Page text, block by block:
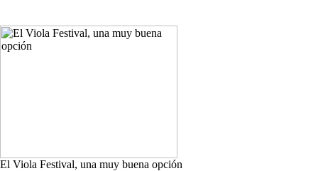
El Viola Festival, una muy buena opción